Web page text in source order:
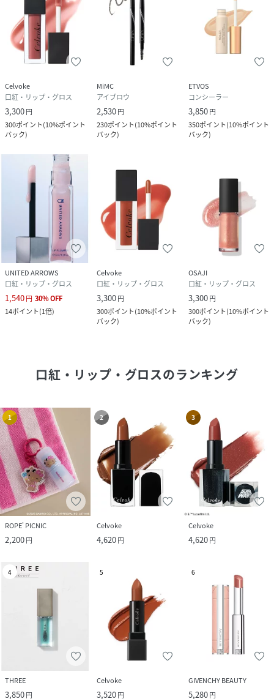
Celvoke
口紅・リップ・グロス
3,300円
300ポイント(10%ポイント
バック)
MiMC
アイブロウ
2,530円
230ポイント(10%ポイント
バック)
ETVOS
コンシーラー
3,850円
350ポイント(10%ポイント
バック)
UNITED ARROWS
口紅・リップ・グロス
1,540円 30%OFF
14ポイント(1倍)
Celvoke
口紅・リップ・グロス
3,300円
300ポイント(10%ポイント
バック)
OSAJI
口紅・リップ・グロス
3,300円
300ポイント(10%ポイント
バック)
口紅・リップ・グロスのランキング
1
ROPE' PICNIC
2,200円
2
Celvoke
4,620円
3
Celvoke
4,620円
4
THREE
3,850円
5
Celvoke
3,520円
6
GIVENCHY BEAUTY
5,280円